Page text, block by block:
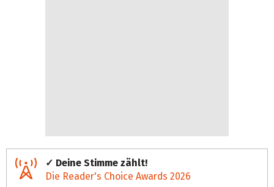
✓ Deine Stimme zählt!
Die Reader's Choice Awards 2026